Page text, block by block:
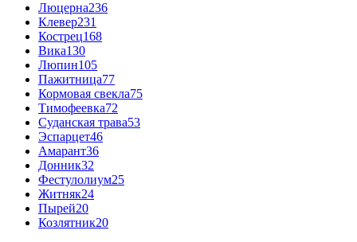
Люцерна236
Клевер231
Кострец168
Вика130
Люпин105
Пажитница77
Кормовая свекла75
Тимофеевка72
Суданская трава53
Эспарцет46
Амарант36
Донник32
Фестулолиум25
Житняк24
Пырей20
Козлятник20